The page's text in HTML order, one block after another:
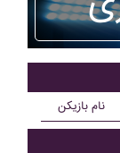
نام بازیکن